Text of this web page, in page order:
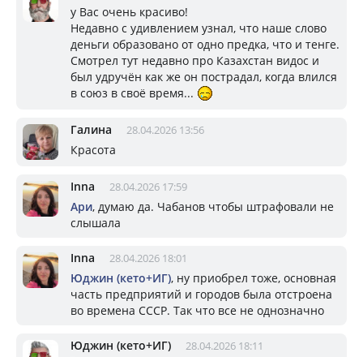
у Вас очень красиво!
Недавно с удивлением узнал, что наше слово
деньги образовано от одно предка, что и тенге.
Смотрел тут недавно про Казахстан видос и
был удручён как же он пострадал, когда влился
в союз в своё время...
Галина 28.04.2026 13:56
Красота
Inna 28.04.2026 17:59
Ари, думаю да. Чабанов чтобы штрафовали не
слышала
Inna 28.04.2026 18:01
Юджин (кето+ИГ), ну приобрел тоже, основная
часть предприятий и городов была отстроена
во времена СССР. Так что все не однозначно
Юджин (кето+ИГ) 28.04.2026 18:11